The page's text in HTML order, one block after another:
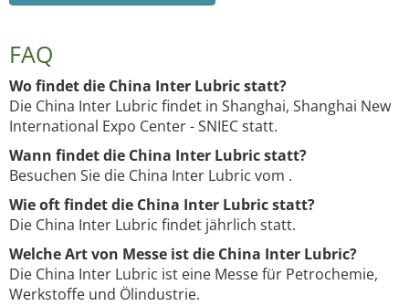
FAQ
Wo findet die China Inter Lubric statt?
Die China Inter Lubric findet in Shanghai, Shanghai New
International Expo Center - SNIEC statt.
Wann findet die China Inter Lubric statt?
Besuchen Sie die China Inter Lubric vom .
Wie oft findet die China Inter Lubric statt?
Die China Inter Lubric findet jährlich statt.
Welche Art von Messe ist die China Inter Lubric?
Die China Inter Lubric ist eine Messe für Petrochemie,
Werkstoffe und Ölindustrie.